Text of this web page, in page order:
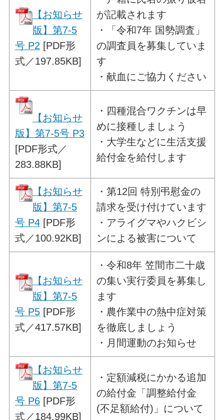
【お知らせ
版】第7-5
号 P2 [PDF形
式／197.85KB]
が記載されます
・「令和7年 国勢調査」
の調査員を募集していま
す
・献血にご協力ください
【お知らせ
版】第7-5号 P3
[PDF形式／
283.88KB]
・ 四種混合ワクチンは早
めに接種しましょう
・大学生などに生活支援
給付金を給付します
【お知らせ
版】第7-5
号 P4 [PDF形
式／100.92KB]
・第12回 特別弔慰金の
請求を受け付けています
・アライグマやハクビシ
ンによる被害について
【お知らせ
版】第7-5
号 P5 [PDF形
式／417.57KB]
・令和8年 笠間市二十歳
の集い実行委員を募集し
ます
・農作業中の熱中症対策
を徹底しましょう
・月間運動のお知らせ
【お知らせ
版】第7-5
号 P6 [PDF形
式／184.99KB]
・ 定額減税にかかる追加
の給付金 「調整給付金
(不足額給付)」について